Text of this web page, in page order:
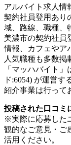
アルバイト求人情
契約社員登用あり
域、路線、職種、
美濃市の契約社員
情報、カフェやア
人気職種も多数掲
「マッハバイト
ド:6054) が運営
紹介事業は行って
投稿された口コミ
※実際に応募した
観的なご意見・ご
活用ください。